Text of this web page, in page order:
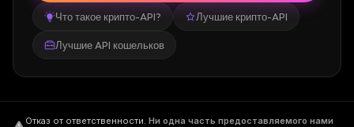
Что такое крипто-API? Лучшие крипто-API
Лучшие API кошельков
Отказ от ответственности. Ни одна часть предоставляемого нами